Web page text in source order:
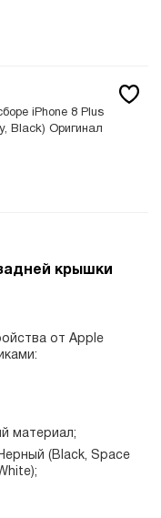
iPhone 8 Plus
Black) Оригинал
крышки
от Apple
материал;
(Black, Space